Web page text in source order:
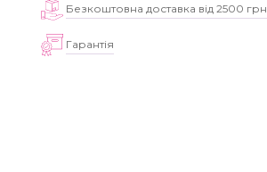
Безкоштовна доставка від 2500 грн
Гарантія